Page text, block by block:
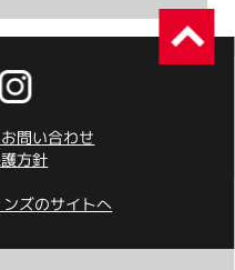
問い合わせ
方針
ズのサイトへ